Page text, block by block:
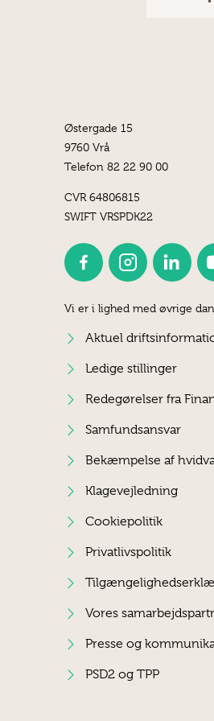
Østergade 15
9760 Vrå
Telefon 82 22 90 00
CVR 64806815
SWIFT VRSPDK22
Vi er i lighed med øvrige
Aktuel
Ledige stillinger
Redegørelser fra
Samfundsansvar
Bekæmpelse af
Klagevejledning
Cookiepolitik
Privatlivspolitik
Vores
Presse og
PSD2 og TPP